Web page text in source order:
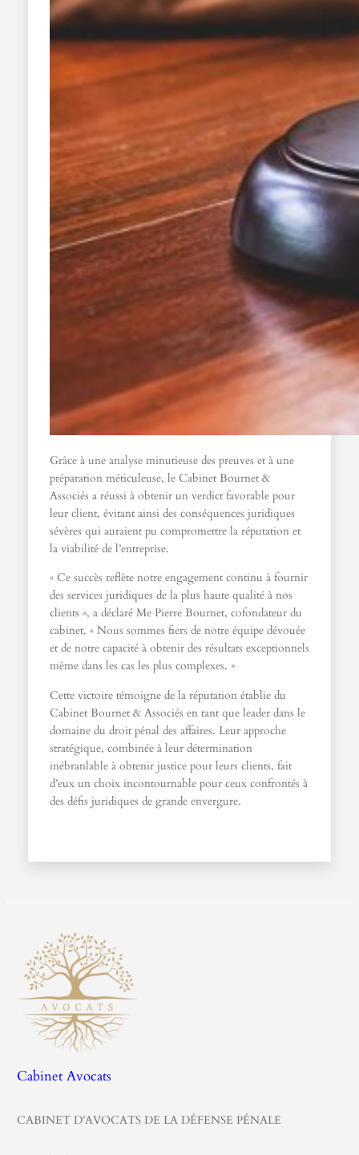
Grâce à une analyse minutieuse des preuves et à une
préparation méticuleuse, le Cabinet Bournet &
Associés a réussi à obtenir un verdict favorable pour
leur client, évitant ainsi des conséquences juridiques
sévères qui auraient pu compromettre la réputation et
la viabilité de l’entreprise.
« Ce succès reflète notre engagement continu à fournir
des services juridiques de la plus haute qualité à nos
clients », a déclaré Me Pierre Bournet, cofondateur du
cabinet. « Nous sommes fiers de notre équipe dévouée
et de notre capacité à obtenir des résultats exceptionnels
même dans les cas les plus complexes. »
Cette victoire témoigne de la réputation établie du
Cabinet Bournet & Associés en tant que leader dans le
domaine du droit pénal des affaires. Leur approche
stratégique, combinée à leur détermination
inébranlable à obtenir justice pour leurs clients, fait
d’eux un choix incontournable pour ceux confrontés à
des défis juridiques de grande envergure.
Cabinet Avocats
CABINET D’AVOCATS DE LA DÉFENSE PÉNALE